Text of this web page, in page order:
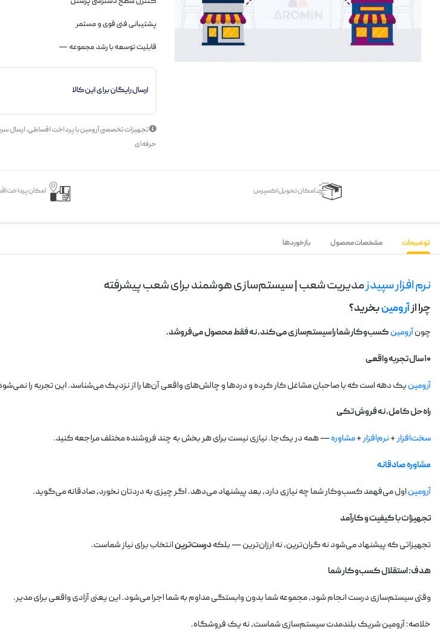
پشتیبانی فنی قوی و مستمر
قابلیت توسعه با رشد مجموعه —
ارسال رایگان برای این کالا
تجهیزات تخصصی آرومین با پرداخت اقساطی، ارسال
حرفه‌ای
اﻣﮑﺎن ﺗﺤﻮﯾﻞ اﮐﺴﭙﺮس امکان پرداخت
توضیحات مشخصات محصول بازخوردها
نرم افزار سپیدزمدیریت شعب | سیستم‌سازی هوشمند برای شعب پیشرفته
چرا ازآرومینبخرید؟
چونآرومین کسب‌وکار شما را سیستم‌سازی می‌کند، نه فقط محصول می‌فروشد.
۱۰ سال تجربه واقعی
آرومین یک دهه است که با صاحبان مشاغل کار کرده و دردها و چالش‌های واقعی آن‌ها را از نزدیک می‌شناسد. این تجربه را
راه‌حل کامل، نه فروش تکی
سخت‌افزار+نرم‌افزار+مشاوره— همه در یک‌جا. نیازی نیست برای هر بخش به چند فروشنده مختلف مراجعه کنید.
مشاوره صادقانه
آرومیناول می‌فهمد کسب‌وکار شما چه نیازی دارد، بعد پیشنهاد می‌دهد. اگر چیزی به دردتان نخورد، صادقانه می‌گوید.
تجهیزات با کیفیت و کارآمد
تجهیزاتی که پیشنهاد می‌شود نه گران‌ترین، نه ارزان‌ترین — بلکهدرست‌ترینانتخاب برای نیاز شماست.
هدف: استقلال کسب‌وکار شما
وقتی سیستم‌سازی درست انجام شود، مجموعه شما بدون وابستگی مداوم به شما اجرا می‌شود. این یعنی آزادی واقعی برای مدیر.
خلاصه: آرومین شریک بلندمدت سیستم‌سازی شماست، نه یک فروشگاه.